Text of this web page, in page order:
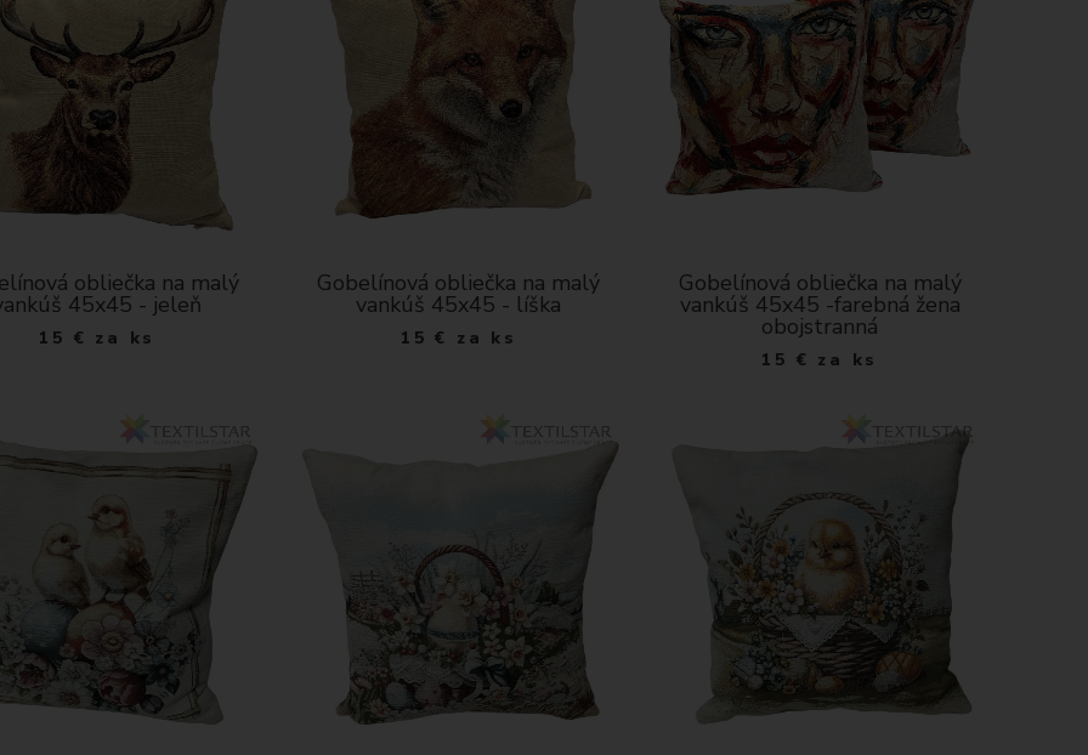
obliečka na malý
45x45 - jeleň
15 € za ks
Gobelínová obliečka na malý
vankúš 45x45 - líška
15 € za ks
Gobelínová obliečka na malý
vankúš 45x45 -farebná žena
obojstranná
15 € za ks